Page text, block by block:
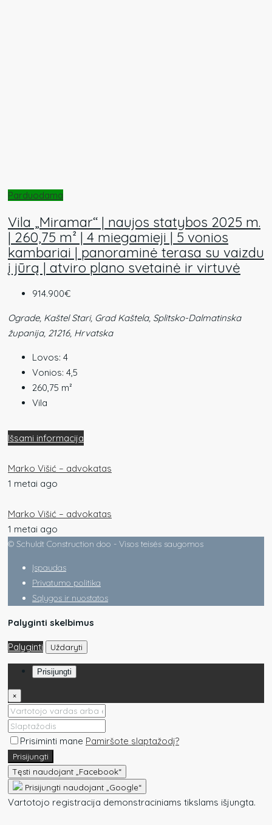
Parduodama
Vila „Miramar“ | naujos statybos 2025 m.
| 260,75 m² | 4 miegamieji | 5 vonios
kambariai | panoraminė terasa su vaizdu
į jūrą | atviro plano svetainė ir virtuvė
914.900€
Ograde, Kaštel Stari, Grad Kaštela, Splitsko-Dalmatinska
županija, 21216, Hrvatska
Lovos: 4
Vonios: 4,5
260,75 m²
Vila
Išsami informacija
Marko Višić – advokatas
1 metai ago
Marko Višić – advokatas
1 metai ago
© Schuldt Construction doo - Visos teisės saugomos
Įspaudas
Privatumo politika
Sąlygos ir nuostatos
Palyginti skelbimus
Palyginti Uždaryti
Prisijungti
×
Prisiminti mane Pamiršote slaptažodį?
Prisijungti
Tęsti naudojant „Facebook“
Prisijungti naudojant „Google“
Vartotojo registracija demonstraciniams tikslams išjungta.